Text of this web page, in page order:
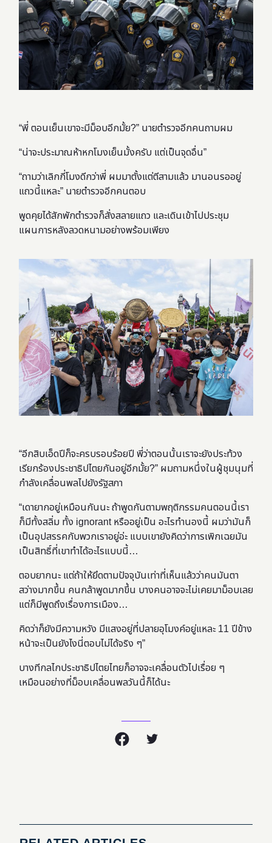
“พี่ ตอนเย็นเขาจะมีม็อบอีกมั้ย?” นายตำรวจอีกคนถามผม
“น่าจะประมาณห้าหกโมงเย็นมั้งครับ แต่เป็นจุดอื่น”
“ถามว่าเลิกกี่โมงดีกว่าพี่ ผมมาตั้งแต่ตีสามแล้ว มานอนรออยู่
แถวนี้แหละ” นายตำรวจอีกคนตอบ
พูดคุยได้สักพักตำรวจก็สั่งสลายแถว และเดินเข้าไปประชุม
แผนการหลังลวดหนามอย่างพร้อมเพียง
“อีกสิบเอ็ดปีก็จะครบรอบร้อยปี พี่ว่าตอนนั้นเราจะยังประท้วง
เรียกร้องประชาธิปไตยกันอยู่อีกมั้ย?” ผมถามหนึ่งในผู้ชุมนุมที่
กำลังเคลื่อนพลไปยังรัฐสภา
“เดายากอยู่เหมือนกันนะ ถ้าพูดกันตามพฤติกรรมคนตอนนี้เรา
ก็มีทั้งสลิ่ม ทั้ง ignorant หรืออยู่เป็น อะไรทำนองนี้ ผมว่ามันก็
เป็นอุปสรรคกับพวกเราอยู่อ่ะ แบบเขายังคิดว่าการเพิกเฉยมัน
เป็นสิทธิ์ที่เขาทำได้อะไรแบบนี้…
ตอบยากนะ แต่ถ้าให้ยึดตามปัจจุบันเท่าที่เห็นแล้วว่าคนมันตา
สว่างมากขึ้น คนกล้าพูดมากขึ้น บางคนอาจจะไม่เคยมาม็อบเลย
แต่ก็มีพูดถึงเรื่องการเมือง…
คิดว่าก็ยังมีความหวัง มีแสงอยู่ที่ปลายอุโมงค์อยู่แหละ 11 ปีข้าง
หน้าจะเป็นยังไงนี่ตอบไม่ได้จริง ๆ”
บางทีกลไกประชาธิปไตยไทยก็อาจจะเคลื่อนตัวไปเรื่อย ๆ
เหมือนอย่างที่ม็อบเคลื่อนพลวันนี้ก็ได้นะ